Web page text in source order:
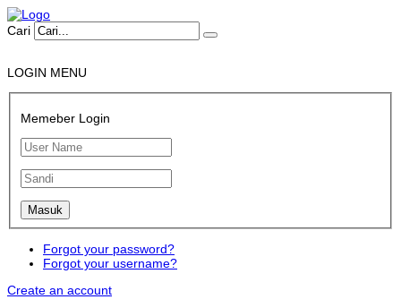
Cari
LOGIN MENU
Memeber Login
Forgot your password?
Forgot your username?
Create an account